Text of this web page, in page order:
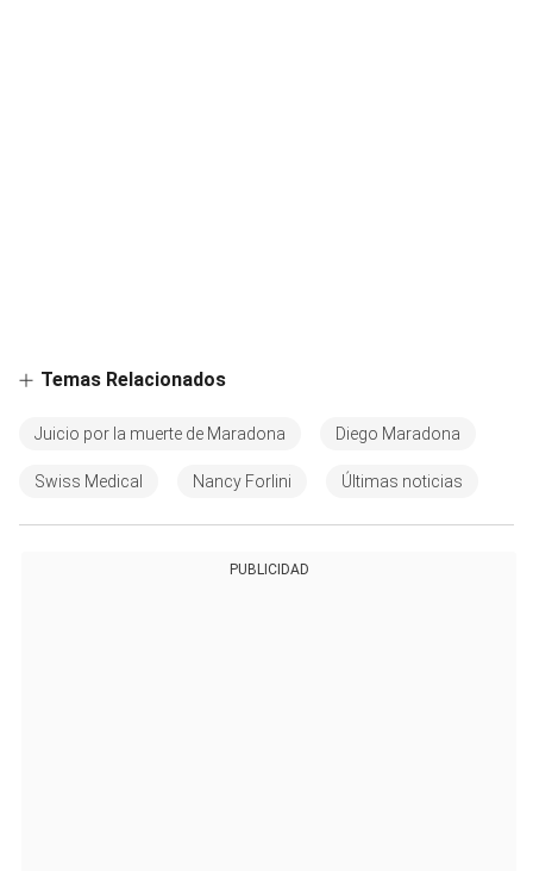
Temas Relacionados
Juicio por la muerte de Maradona Diego Maradona
Swiss Medical Nancy Forlini Últimas noticias
PUBLICIDAD